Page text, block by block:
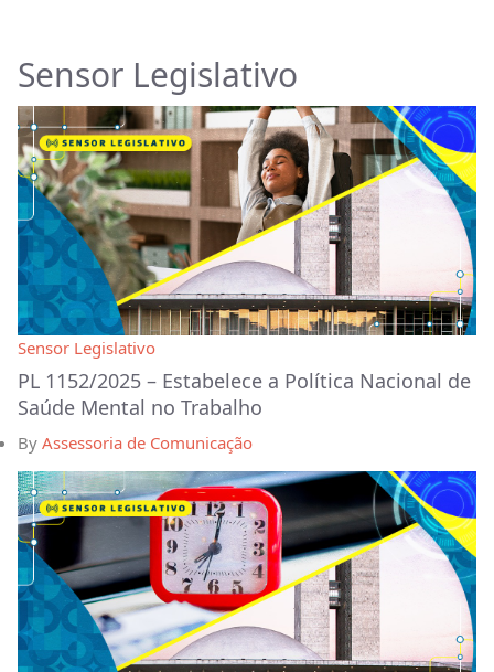
Sensor Legislativo
Sensor Legislativo
PL 1152/2025 – Estabelece a Política Nacional de
Saúde Mental no Trabalho
By Assessoria de Comunicação